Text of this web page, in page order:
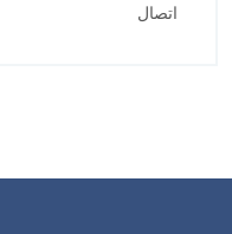
اتصال